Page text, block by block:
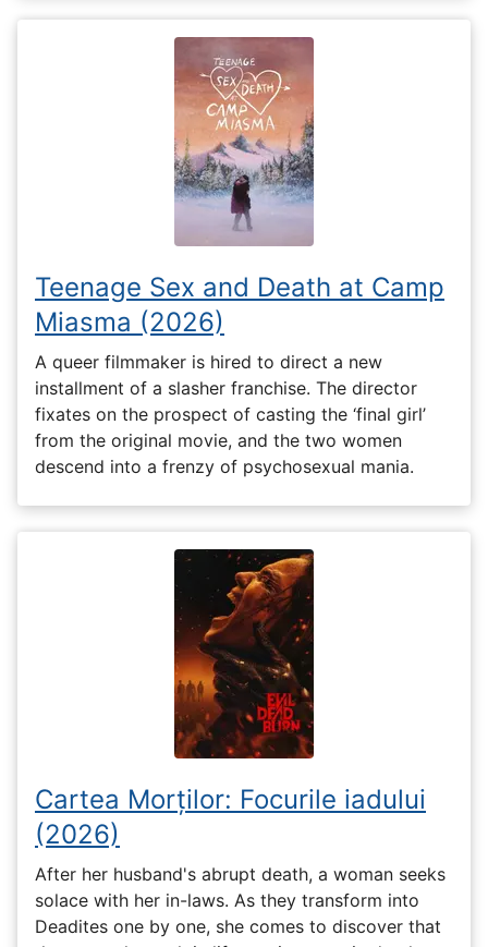
Teenage Sex and Death at Camp
Miasma (2026)
A queer filmmaker is hired to direct a new
installment of a slasher franchise. The director
fixates on the prospect of casting the ‘final girl’
from the original movie, and the two women
descend into a frenzy of psychosexual mania.
Cartea Morților: Focurile iadului
(2026)
After her husband's abrupt death, a woman seeks
solace with her in-laws. As they transform into
Deadites one by one, she comes to discover that